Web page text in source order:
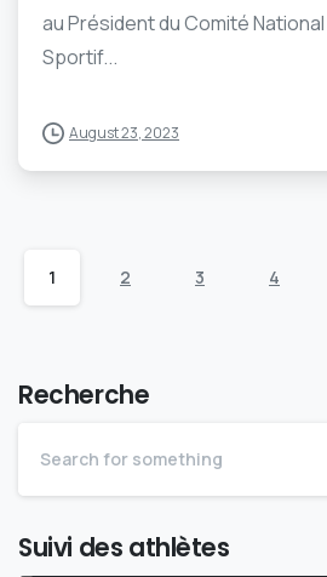
au Président du Comité
Sportif...
August 23, 2023
1 2 3 4
Recherche
Suivi des athlètes